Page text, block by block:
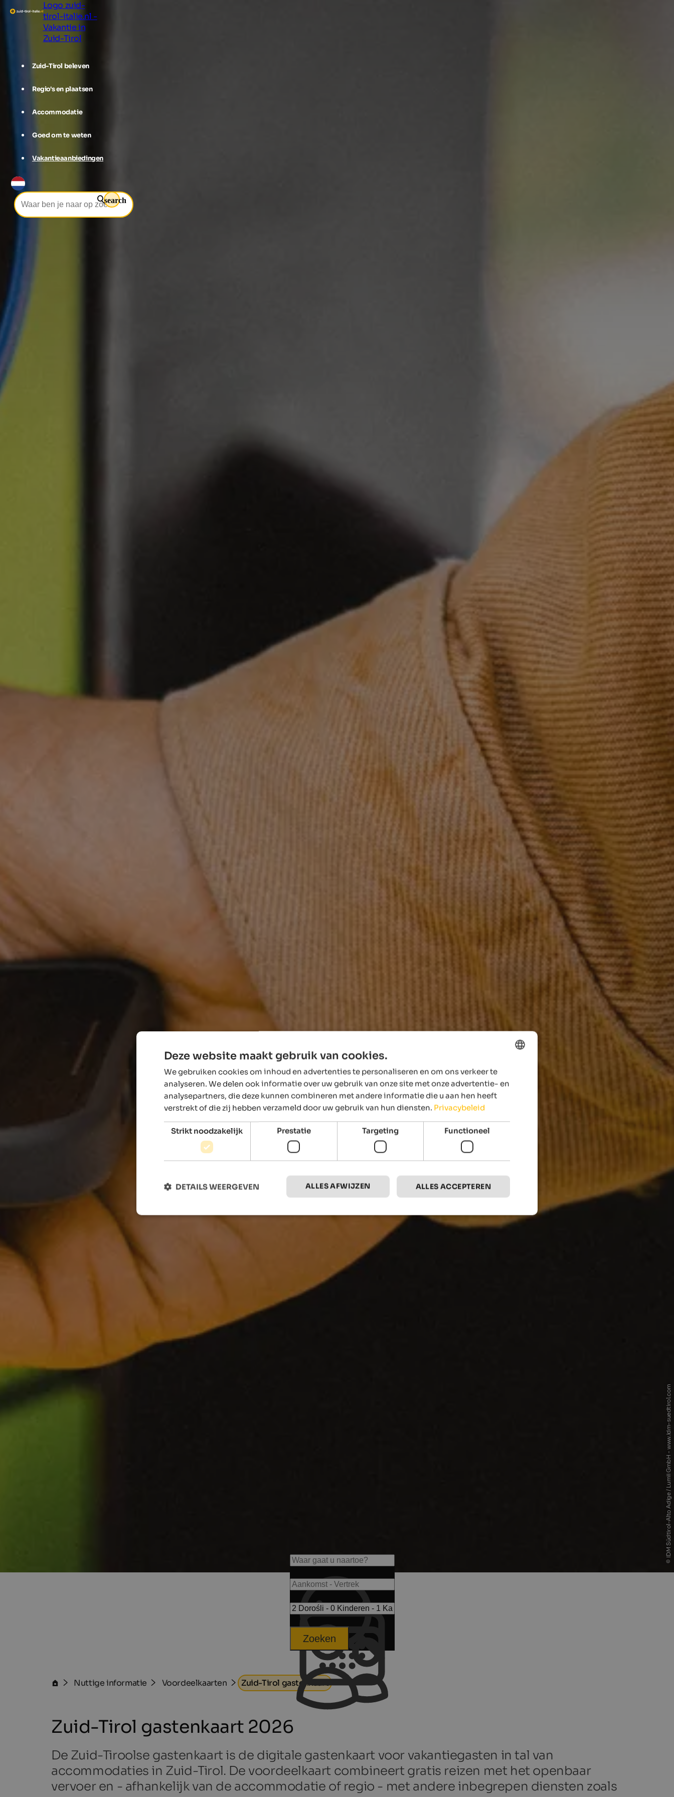
Logo zuid-
tirol-italie.nl -
Vakantie in
Zuid-Tirol
Zuid-Tirol beleven
Regio's en plaatsen
Accommodatie
Goed om te weten
Vakantieaanbiedingen
search
© IDM Südtirol-Alto Adige / Lumii GmbH - www.idm-suedtirol.com
Zoeken
Nuttige informatie Voordeelkaarten Zuid-Tirol gastenkaart
Zuid-Tirol gastenkaart 2026
De Zuid-Tiroolse gastenkaart is de digitale gastenkaart voor vakantiegasten in tal van
accommodaties in Zuid-Tirol. De voordeelkaart combineert gratis reizen met het openbaar
vervoer en - afhankelijk van de accommodatie of regio - met andere inbegrepen diensten zoals
ENGLISH
DUTCH
Deze website maakt gebruik van cookies.
We gebruiken cookies om inhoud en advertenties te personaliseren en om ons verkeer te
analyseren. We delen ook informatie over uw gebruik van onze site met onze advertentie- en
analysepartners, die deze kunnen combineren met andere informatie die u aan hen heeft
verstrekt of die zij hebben verzameld door uw gebruik van hun diensten. Privacybeleid
Strikt noodzakelijk Prestatie Targeting Functioneel
ALLES ACCEPTEREN
ALLES AFWIJZEN
DETAILS WEERGEVEN